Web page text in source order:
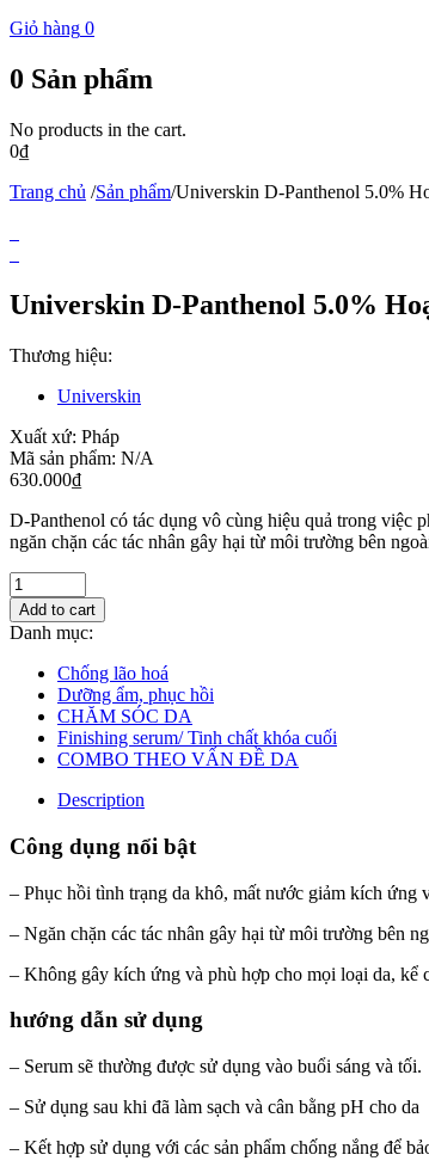
Giỏ hàng 0
0 Sản phẩm
No products in the cart.
0₫
Trang chủ /Sản phẩm/Universkin D-Panthenol 5.0%
Universkin D-Panthenol 5.0%
Thương hiệu:
Universkin
Xuất xứ: Pháp
Mã sản phẩm: N/A
630.000₫
D-Panthenol có tác dụng vô cùng hiệu quả trong việc
ngăn chặn các tác nhân gây hại từ môi trường bên
Add to cart
Danh mục:
Chống lão hoá
Dưỡng ẩm, phục hồi
CHĂM SÓC DA
Finishing serum/ Tinh chất khóa cuối
COMBO THEO VẤN ĐỀ DA
Description
Công dụng nổi bật
– Phục hồi tình trạng da khô, mất nước giảm kích ứng
– Ngăn chặn các tác nhân gây hại từ môi trường bên
– Không gây kích ứng và phù hợp cho mọi loại da, kể
hướng dẫn sử dụng
– Serum sẽ thường được sử dụng vào buổi sáng và tối.
– Sử dụng sau khi đã làm sạch và cân bằng pH cho da
– Kết hợp sử dụng với các sản phẩm chống nắng để